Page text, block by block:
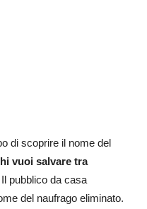
di scoprire il nome del
vuoi salvare tra
pubblico da casa
del naufrago eliminato.